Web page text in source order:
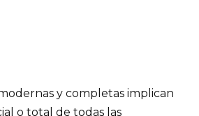
y completas implican
o total de todas las